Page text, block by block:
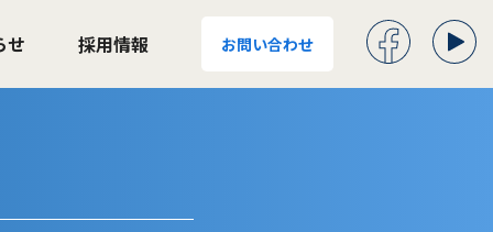
せ 採用情報 お問い合わせ